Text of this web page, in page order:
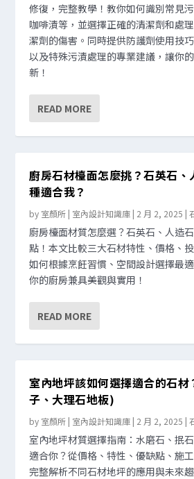
修復，完整教學！教你如何識別常見
咖啡漬等，並選擇正確的清潔劑和處
潔劑的傷害。同時提供防護劑使用技
以及特殊污漬處理的專業建議，讓你
新！
READ MORE
廚房石材檯面怎麼挑？石英石
種適合我？
by 室顏所 | 室內設計知識庫 | 2 月 2, 2025 |
廚房檯面材質怎麼選？石英石、人造
點！本文比較三大石材特性、價格、
如何根據烹飪習慣、空間設計選擇最
你的廚房兼具美觀與實用！
READ MORE
室內地坪該如何選擇適合的石
子、大理石地板)
by 室顏所 | 室內設計知識庫 | 2 月 2, 2025 |
室內地坪材質選擇指南：水磨石、抿
適合你？從價格、特性、優缺點、施
完整解析不同石材地坪的應用與未來